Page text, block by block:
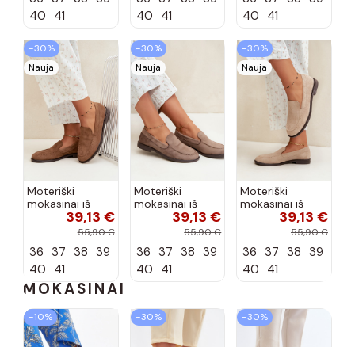
spalvos Nesha
40 41
Nesha
40 41
40 41
−30%
Nauja
Moteriški
mokasinai iš
dirbtinės
zomšos, rudos
39,13 €
55,90 €
36 37 38 39
40 41
−30%
Nauja
Moteriški
mokasinai iš
dirbtinės
zomšos, molio
39,13 €
55,90 €
36 37 38 39
40 41
−30%
Nauja
Moteriški
mokasinai iš
dirbtinės
zomšos, smėlio
39,13 €
55,90 €
36 37 38 39
40 41
MOKASINAI
−10% −30% −30%